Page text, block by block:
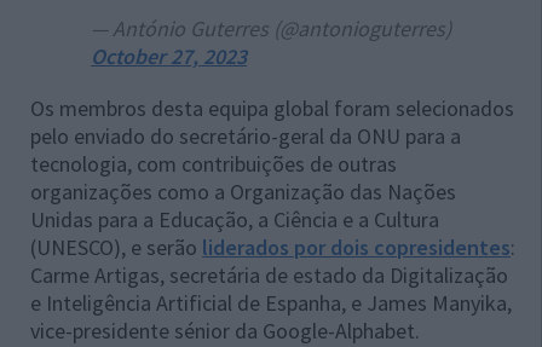
— António Guterres (@antonioguterres)
October 27, 2023
Os membros desta equipa global foram selecionados
pelo enviado do secretário-geral da ONU para a
tecnologia, com contribuições de outras
organizações como a Organização das Nações
Unidas para a Educação, a Ciência e a Cultura
(UNESCO), e serão liderados por dois copresidentes:
Carme Artigas, secretária de estado da Digitalização
e Inteligência Artificial de Espanha, e James Manyika,
vice-presidente sénior da Google-Alphabet.